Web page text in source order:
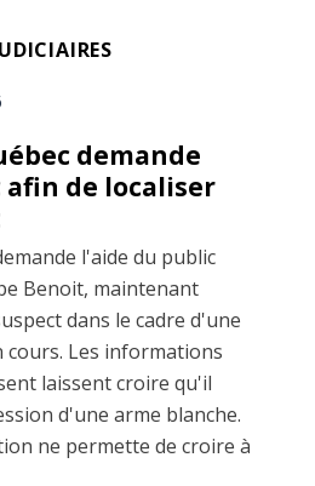
demande
de localiser
l'aide du public
Benoit, maintenant
dans le cadre d'une
cours. Les informations
laissent croire qu'il
d'une arme blanche.
ne permette de croire à